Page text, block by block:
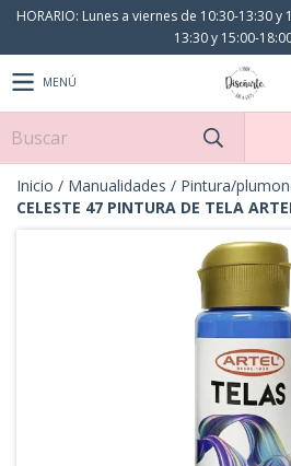
HORARIO: Lunes a viernes de 10:30-13:30
13:30 y 15:00-
MENÚ
Inicio / Manualidades / Pintura/
CELESTE 47 PINTURA DE TELA